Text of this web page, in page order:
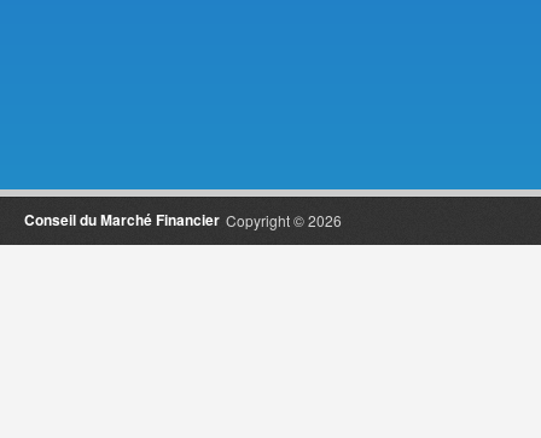
Copyright © 2026
Conseil du Marché Financier